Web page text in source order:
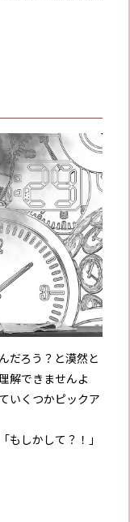
だろう？と漠然と
解できませんよ
いくつかピックア
もしかして？！」